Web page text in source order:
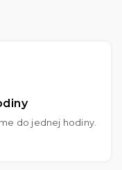
do jednej hodiny.